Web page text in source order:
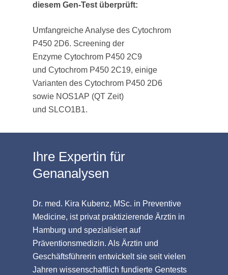
diesem Gen-Test überprüft:
Umfangreiche Analyse des Cytochrom
P450 2D6. Screening der
Enzyme Cytochrom P450 2C9
und Cytochrom P450 2C19, einige
Varianten des Cytochrom P450 2D6
sowie NOS1AP (QT Zeit)
und SLCO1B1.
Ihre Expertin für
Genanalysen
Dr. med. Kira Kubenz, MSc. in Preventive
Medicine, ist privat praktizierende Ärztin in
Hamburg und spezialisiert auf
Präventionsmedizin. Als Ärztin und
Geschäftsführerin entwickelt sie seit vielen
Jahren wissenschaftlich fundierte Gentests